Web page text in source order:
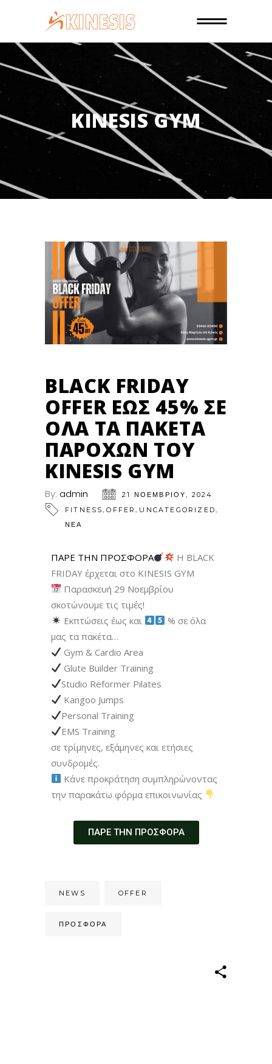
KINESIS GYM
BLACK FRIDAY
OFFER ΈΩΣ 45% ΣΕ
ΌΛΑ ΤΑ ΠΑΚΈΤΑ
ΠΑΡΟΧΏΝ ΤΟΥ
KINESIS GYM
By: admin
21 ΝΟΕΜΒΡΊΟΥ, 2024
FITNESS,OFFER, UNCATEGORIZED,
ΝΕΑ
ΠΑΡΕ ΤΗΝ ΠΡΟΣΦΟΡΑ
Η BLACK
FRIDAY έρχεται στο KINESIS GYM
Παρασκευή 29 Νοεμβρίου
σκοτώνουμε τις τιμές!
Εκπτώσεις έως και
% σε όλα
μας τα πακέτα…
Gym & Cardio Area
Glute Builder Training
Studio Reformer Pilates
Kangoo Jumps
Personal Training
EMS Training
σε τρίμηνες, εξάμηνες και ετήσιες
συνδρομές.
Κάνε προκράτηση συμπληρώνοντας
την παρακάτω φόρμα επικοινωνίας
ΠΑΡΕ ΤΗΝ ΠΡΟΣΦΟΡΑ
NEWS OFFER
ΠΡΟΣΦΟΡΑ